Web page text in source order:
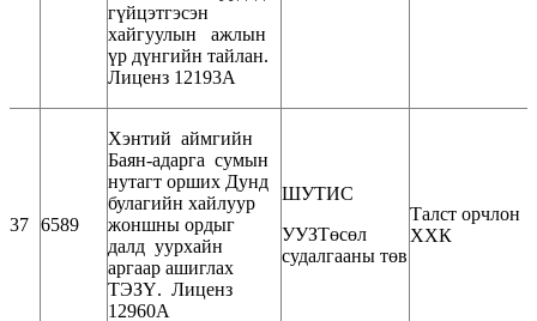
гүйцэтгэсэн
хайгуулын ажлын
үр дүнгийн тайлан.
Лиценз 12193А
37 6589
Хэнтий аймгийн
Баян-адарга сумын
нутагт орших Дунд
булагийн хайлуур
жоншны ордыг
далд уурхайн
аргаар ашиглах
ТЭЗҮ. Лиценз
12960А
ШУТИС
УУЗТөсөл
судалгааны төв
Талст орчлон
ХХК